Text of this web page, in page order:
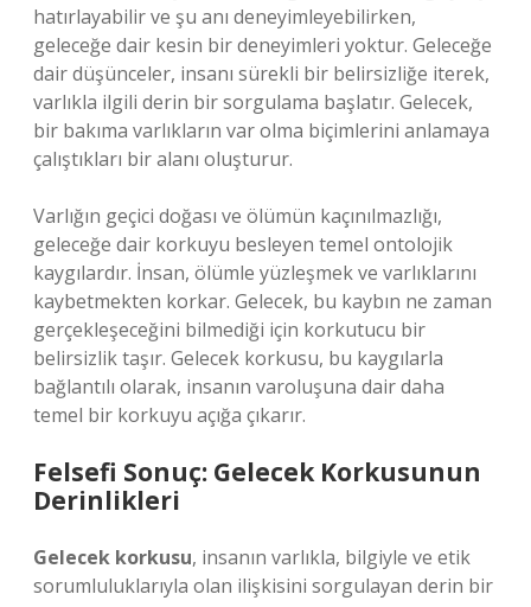
hatırlayabilir ve şu anı deneyimleyebilirken,
geleceğe dair kesin bir deneyimleri yoktur. Geleceğe
dair düşünceler, insanı sürekli bir belirsizliğe iterek,
varlıkla ilgili derin bir sorgulama başlatır. Gelecek,
bir bakıma varlıkların var olma biçimlerini anlamaya
çalıştıkları bir alanı oluşturur.
Varlığın geçici doğası ve ölümün kaçınılmazlığı,
geleceğe dair korkuyu besleyen temel ontolojik
kaygılardır. İnsan, ölümle yüzleşmek ve varlıklarını
kaybetmekten korkar. Gelecek, bu kaybın ne zaman
gerçekleşeceğini bilmediği için korkutucu bir
belirsizlik taşır. Gelecek korkusu, bu kaygılarla
bağlantılı olarak, insanın varoluşuna dair daha
temel bir korkuyu açığa çıkarır.
Felsefi Sonuç: Gelecek Korkusunun
Derinlikleri
Gelecek korkusu, insanın varlıkla, bilgiyle ve etik
sorumluluklarıyla olan ilişkisini sorgulayan derin bir